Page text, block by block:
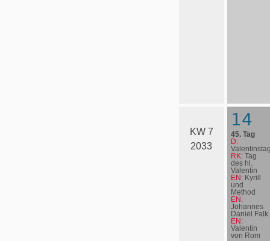
KW 7
2033
14
45. Tag
D:
RK: Tag
des hl.
Valentin
EN: Kyrill
und
Method
EN:
Johannes
Daniel Falk
EN:
Valentin
von Rom